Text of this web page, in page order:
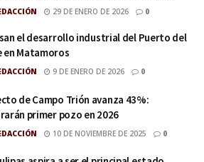
29 DE ENERO DE 2026 0
el desarrollo industrial del Puerto del
en Matamoros
9 DE ENERO DE 2026 0
de Campo Trión avanza 43%:
primer pozo en 2026
10 DE NOVIEMBRE DE 2025 0